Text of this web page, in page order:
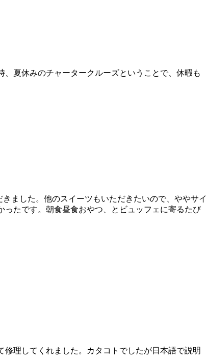
夏休みのチャータークルーズということで、休暇も
ました。他のスイーツもいただきたいので、ややサイ
たです。朝食昼食おやつ、とビュッフェに寄るたび
理してくれました。カタコトでしたが日本語で説明